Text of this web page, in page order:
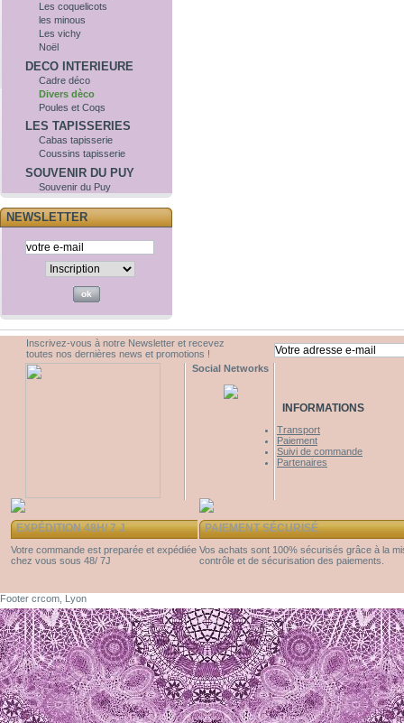
Les coquelicots
les minous
Les vichy
Noël
DECO INTERIEURE
Cadre déco
Divers dèco
Poules et Coqs
LES TAPISSERIES
Cabas tapisserie
Coussins tapisserie
SOUVENIR DU PUY
Souvenir du Puy
NEWSLETTER
Inscrivez-vous à notre Newsletter et recevez
toutes nos dernières news et promotions !
Social Networks
INFORMATIONS
Transport
Paiement
Suivi de commande
Partenaires
EXPÉDITION 48H/ 7 J
Votre commande est preparée et expédiée
chez vous sous 48/ 7J
PAIEMENT SÉCURISÉ
Vos achats sont 100% sécurisés grâce à la
contrôle et de sécurisation des paiements.
Footer crcom, Lyon